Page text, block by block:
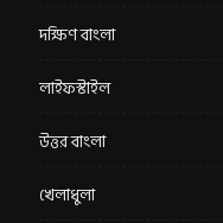
দক্ষিণ বাংলা
লাইফস্টাইল
উত্তর বাংলা
খেলাধুলা